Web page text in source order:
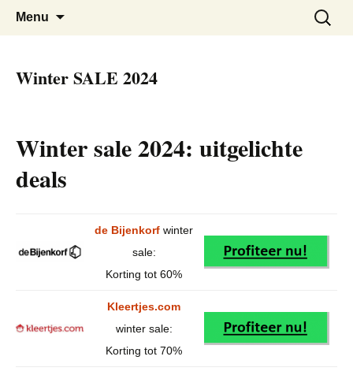
Black Friday Super SALE
De beste kortingen bij elkaar!
Menu
Zoeken
naar:
Winter SALE 2024
Winter sale 2024: uitgelichte
deals
de Bijenkorf winter
sale:
Korting tot 60%
Kleertjes.com
winter sale:
Korting tot 70%